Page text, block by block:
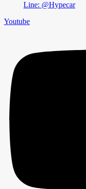
Line: @Hypecar
Youtube